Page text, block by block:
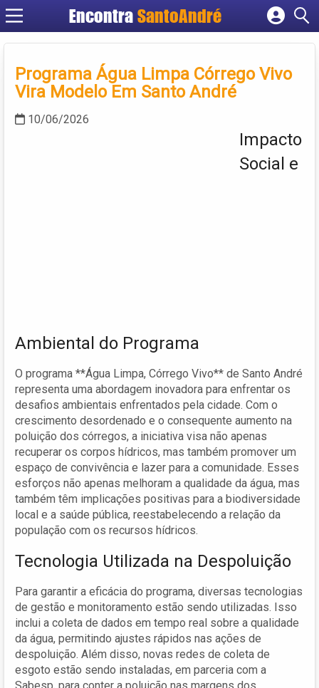
Encontra SantoAndré
Cadastrar empresa
Criar conta
Programa Água Limpa Córrego Vivo
Vira Modelo Em Santo André
10/06/2026
Impacto
Social e
Ambiental do Programa
O programa **Água Limpa, Córrego Vivo** de Santo André
representa uma abordagem inovadora para enfrentar os
desafios ambientais enfrentados pela cidade. Com o
crescimento desordenado e o consequente aumento na
poluição dos córregos, a iniciativa visa não apenas
recuperar os corpos hídricos, mas também promover um
espaço de convivência e lazer para a comunidade. Esses
esforços não apenas melhoram a qualidade da água, mas
também têm implicações positivas para a biodiversidade
local e a saúde pública, reestabelecendo a relação da
população com os recursos hídricos.
Tecnologia Utilizada na Despoluição
Para garantir a eficácia do programa, diversas tecnologias
de gestão e monitoramento estão sendo utilizadas. Isso
inclui a coleta de dados em tempo real sobre a qualidade
da água, permitindo ajustes rápidos nas ações de
despoluição. Além disso, novas redes de coleta de
esgoto estão sendo instaladas, em parceria com a
Sabesp, para conter a poluição nas margens dos